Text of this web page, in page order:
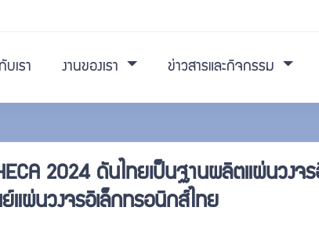
บเรา งานของเรา ข่าวสารและกิจกรรม
2024 ดันไทยเป็นฐานผลิตแผ่นวงจร
แผ่นวงจรอิเล็กทรอนิกส์ไทย